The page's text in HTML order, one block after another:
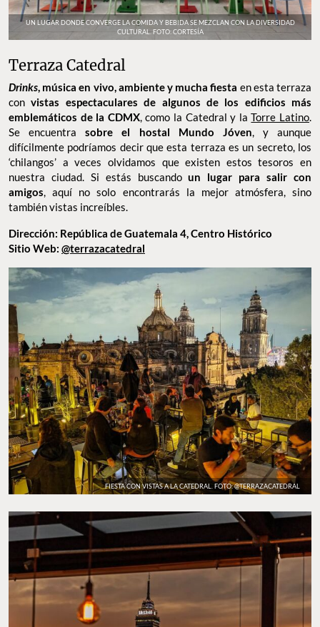
UN LUGAR DONDE CONVERGE LA COMIDA Y BEBIDA SE MEZCLAN CON LA DIVERSIDAD
CULTURAL. FOTO: CORTESÍA
Terraza Catedral
Drinks, música en vivo, ambiente y mucha fiestaen esta terraza
convistas espectaculares de algunos de los edificios más
emblemáticos de la CDMX, como la Catedral y laTorre Latino.
Se encuentrasobre el hostal Mundo Jóven, y aunque
difícilmente podríamos decir que esta terraza es un secreto, los
‘chilangos’ a veces olvidamos que existen estos tesoros en
nuestra ciudad. Si estás buscando
también vistas increíbles.
Dirección: República de Guatemala 4, Centro Histórico
Sitio Web:
@terrazacatedral
FIESTA CON VISTAS A LA CATEDRAL. FOTO: @TERRAZACATEDRAL